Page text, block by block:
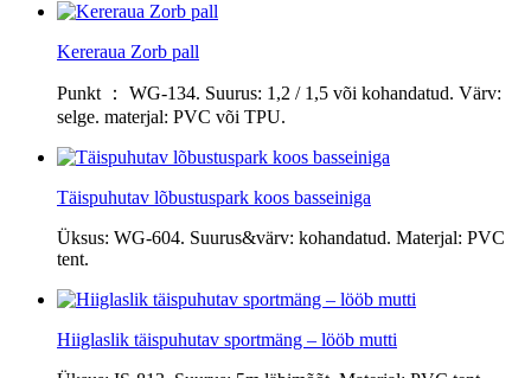
Kereraua Zorb pall
Punkt ： WG-134. Suurus: 1,2 / 1,5 või kohandatud. Värv:
selge. materjal: PVC või TPU.
Täispuhutav lõbustuspark koos basseiniga
Üksus: WG-604. Suurus&värv: kohandatud. Materjal: PVC
tent.
Hiiglaslik täispuhutav sportmäng – lööb mutti